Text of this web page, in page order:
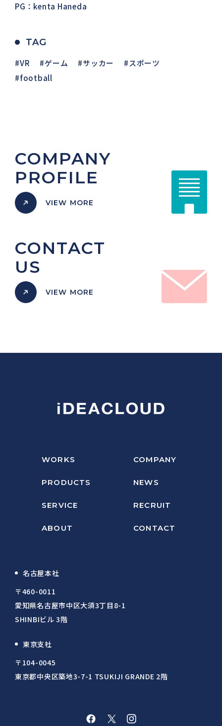
PG：kenta Haneda
TAG
VR ゲーム サッカー
スポーツ
football
COMPANY
PROFILE
VIEW MORE
CONTACT
US
VIEW MORE
WORKS COMPANY
PRODUCTS NEWS
SERVICE RECRUIT
ABOUT CONTACT
名古屋本社
〒460-0011
愛知県名古屋市中区大須3丁目8-1
SHINBIビル 3階
東京支社
〒104-0045
東京都中央区築地3-7-1 TSUKIJI GRANDE 2階